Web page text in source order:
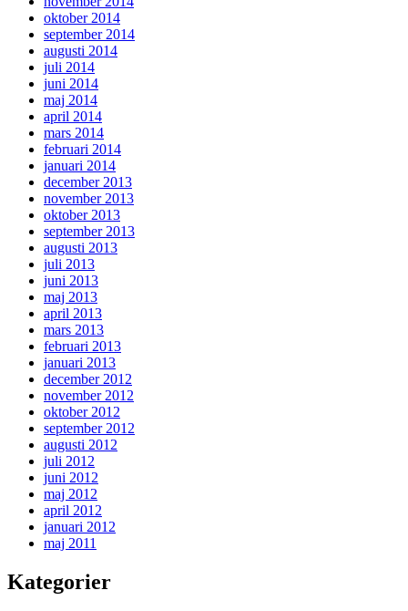
oktober 2014
september 2014
augusti 2014
juli 2014
juni 2014
maj 2014
april 2014
mars 2014
februari 2014
januari 2014
december 2013
november 2013
oktober 2013
september 2013
augusti 2013
juli 2013
juni 2013
maj 2013
april 2013
mars 2013
februari 2013
januari 2013
december 2012
november 2012
oktober 2012
september 2012
augusti 2012
juli 2012
juni 2012
maj 2012
april 2012
januari 2012
maj 2011
Kategorier